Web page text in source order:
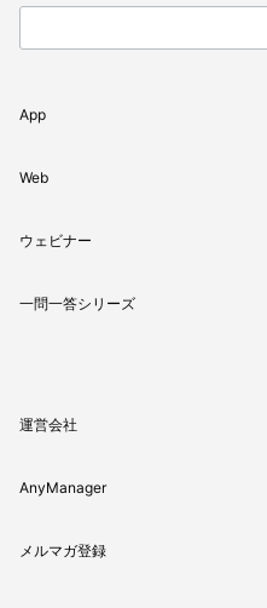
App
Web
ウェビナー
一問一答シリーズ
運営会社
AnyManager
メルマガ登録